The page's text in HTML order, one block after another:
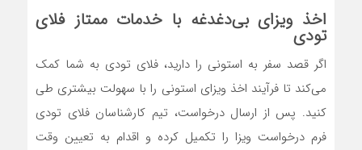
اخذ ویزای بی‌دغدغه با خدمات ممتاز فلای
تودی
اگر قصد سفر به استونی را دارید، فلای تودی به شما کمک
می‌کند تا فرآیند اخذ ویزای استونی را با سهولت بیشتری طی
کنید. پس از ارسال درخواست، تیم کارشناسان فلای تودی
فرم درخواست ویزا را تکمیل کرده و اقدام به تعیین وقت